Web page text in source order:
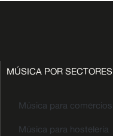
MÚSICA POR SECTORES
Música para comercios
Música para hostelería